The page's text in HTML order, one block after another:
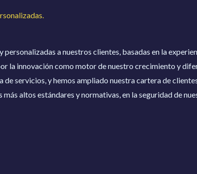
a nuestros clientes, basadas en la
la innovación como motor de nuestro crecimiento y
servicios, y hemos ampliado nuestra cartera de
altos estándares y normativas, en la seguridad de